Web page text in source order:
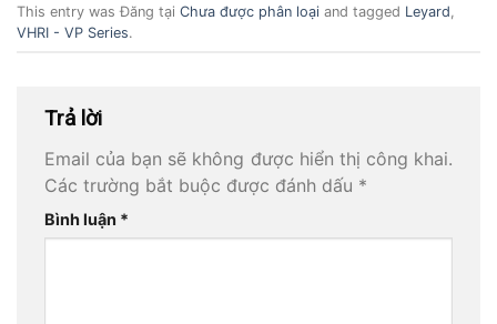
This entry was Đăng tại Chưa được phân loại and tagged Leyard
VHRI - VP Series.
Trả lời
Email của bạn sẽ không được hiển thị công khai.
Các trường bắt buộc được đánh dấu *
Bình luận *